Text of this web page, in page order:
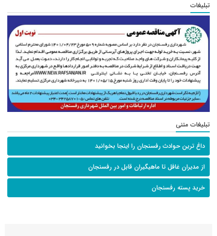
تبلیغات
تبلیغات متنی
داغ ترین حوادث رفسنجان را اینجا بخوانید
از مدیران غافل تا ماهیگیران قابل در رفسنجان
خرید پسته رفسنجان